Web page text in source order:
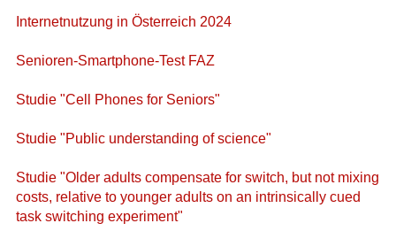
Internetnutzung in Österreich 2024
Senioren-Smartphone-Test FAZ
Studie "Cell Phones for Seniors"
Studie "Public understanding of science"
Studie "Older adults compensate for switch, but not mixing
costs, relative to younger adults on an intrinsically cued
task switching experiment"